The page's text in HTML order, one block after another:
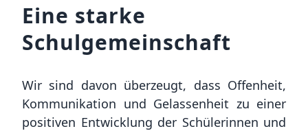
Eine starke
Schulgemeinschaft
Wir sind davon überzeugt, dass Offenheit,
Kommunikation und Gelassenheit zu einer
positiven Entwicklung der Schülerinnen und